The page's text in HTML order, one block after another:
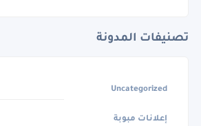
تصنيفات المدونة
Uncategorized
إعلانات مبوبة